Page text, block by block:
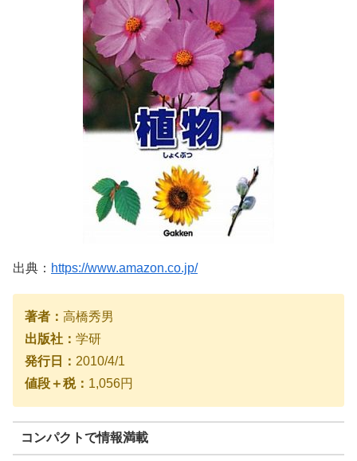
出典： https://www.amazon.co.jp/
著者： 高橋秀男
出版社： 学研
発行日： 2010/4/1
値段＋税： 1,056円
コンパクトで情報満載